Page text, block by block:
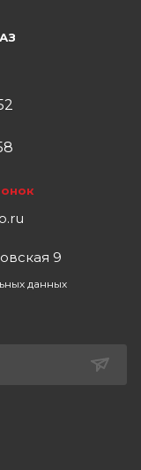
9
данных